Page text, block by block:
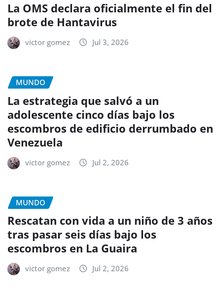
La OMS declara oficialmente el fin del
brote de Hantavirus
victor gomez Jul 3, 2026
MUNDO
La estrategia que salvó a un
adolescente cinco días bajo los
escombros de edificio derrumbado en
Venezuela
victor gomez Jul 2, 2026
MUNDO
Rescatan con vida a un niño de 3 años
tras pasar seis días bajo los
escombros en La Guaira
victor gomez Jul 2, 2026